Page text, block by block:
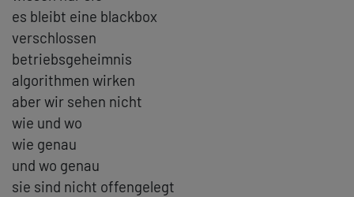
es bleibt eine blackbox
verschlossen
betriebsgeheimnis
algorithmen wirken
aber wir sehen nicht
wie und wo
wie genau
und wo genau
sie sind nicht offengelegt